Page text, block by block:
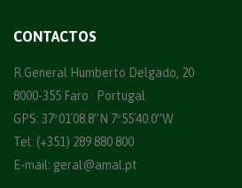
CONTACTOS
R.General Humberto Delgado, 20
8000-355 Faro · Portugal
GPS: 37º01´08.8”N 7º55´40.0”W
Tel: (+351) 289 880 800
E-mail: geral@amal.pt